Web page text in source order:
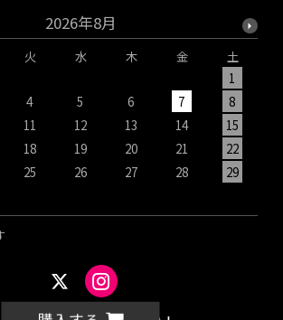
2026年8月
火 水 木 金
土
1
4 5 6 7
8
11 12 13 14
15
18 19 20 21
22
25 26 27 28
29